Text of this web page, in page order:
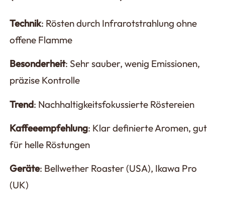
Technik: Rösten durch Infrarotstrahlung ohne
offene Flamme
Besonderheit: Sehr sauber, wenig Emissionen,
präzise Kontrolle
Trend: Nachhaltigkeitsfokussierte Röstereien
Kaffeeempfehlung: Klar definierte Aromen, gut
für helle Röstungen
Geräte: Bellwether Roaster (USA), Ikawa Pro
(UK)